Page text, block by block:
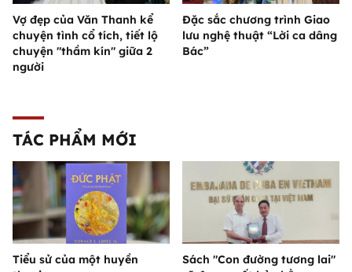
Vợ đẹp của Văn Thanh kể
chuyện tình cổ tích, tiết lộ
chuyện "thầm kín" giữa 2
người
Đặc sắc chương trình Giao
lưu nghệ thuật “Lời ca dâng
Bác”
TÁC PHẨM MỚI
Tiểu sử của một huyền
Sách "Con đường tương lai"